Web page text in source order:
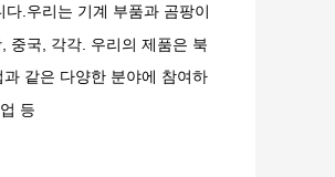
.우리는 기계 부품과 곰팡이
중국, 각각. 우리의 제품은 북
같은 다양한 분야에 참여하
등